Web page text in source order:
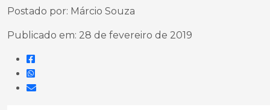
Postado por: Márcio Souza
Publicado em: 28 de fevereiro de 2019